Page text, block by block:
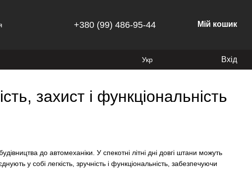
+380 (99) 486-95-44 Мій кошик
Укр Вхід
захист і функціональність
до автомеханіки. У спекотні літні дні довгі штани можуть
у собі легкість, зручність і функціональність, забезпечуючи